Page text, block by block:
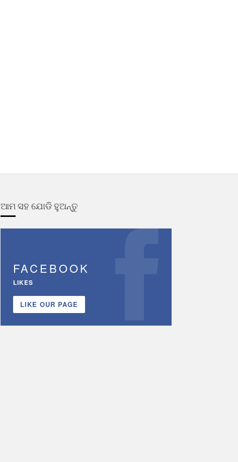
ଆମ ସହ ଯୋଡି ହୁଅନ୍ତୁ
FACEBOOK
LIKES
LIKE OUR PAGE